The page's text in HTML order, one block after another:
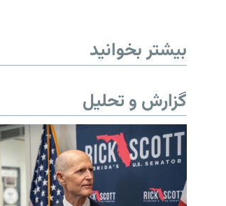
بیشتر بخوانید
گزارش و تحلیل